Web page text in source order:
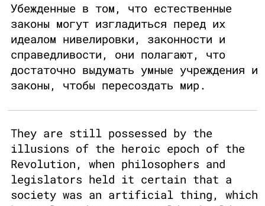
Убежденные в том, что естественные
законы могут изгладиться перед их
идеалом нивелировки, законности и
справедливости, они полагают, что
достаточно выдумать умные учреждения и
законы, чтобы пересоздать мир.
They are still possessed by the
illusions of the heroic epoch of the
Revolution, when philosophers and
legislators held it certain that a
society was an artificial thing, which